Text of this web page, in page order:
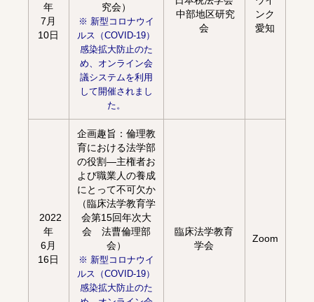
年
7月
10日
究会）
※ 新型コロナウイ
ルス（COVID-19）
感染拡大防止のた
め、オンライン会
議システムを利用
して開催されまし
た。
中部地区研究
会
ンク
愛知
2022
年
6月
16日
企画趣旨：倫理教
育における法学部
の役割—主権者お
よび職業人の養成
にとって不可欠か
（臨床法学教育学
会第15回年次大
会 法曹倫理部
会）
※ 新型コロナウイ
ルス（COVID-19）
感染拡大防止のた
臨床法学教育
学会
Zoom